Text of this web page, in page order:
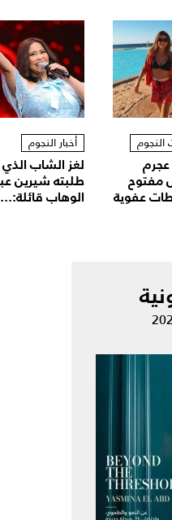
النجوم
مفتوح
عفوية
أخبار النجوم
لغز الشاب الذي
طلبته شيرين
الوهاب قائلة:...